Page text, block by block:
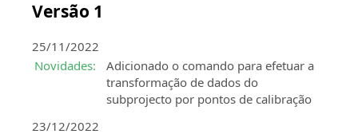
Versão 1
25/11/2022
Novidades:
Adicionado o comando para efetuar a
transformação de dados do
subprojecto por pontos de calibração
23/12/2022